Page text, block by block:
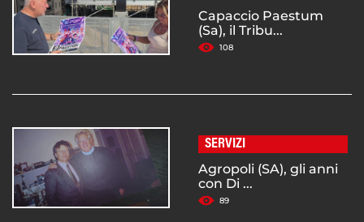
Capaccio Paestum
(Sa), il Tribu...
108
SERVIZI
Agropoli (SA), gli anni
con Di ...
89